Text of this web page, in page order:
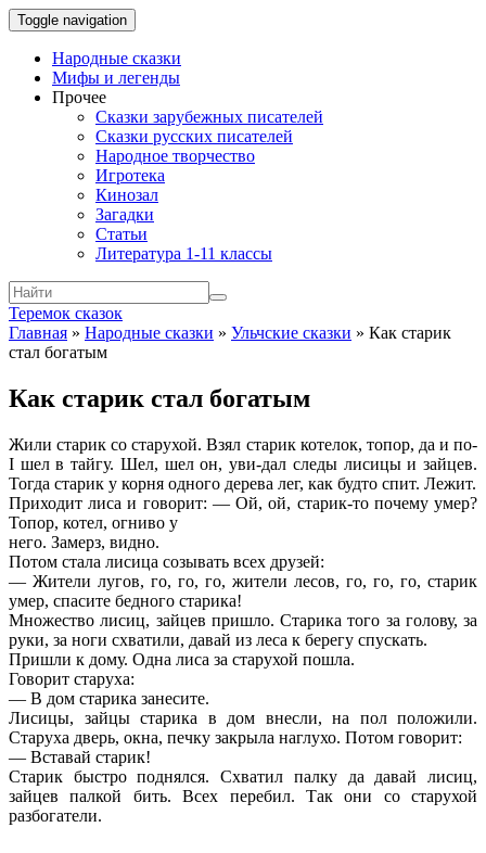
Toggle navigation
Народные сказки
Мифы и легенды
Прочее
Сказки зарубежных писателей
Сказки русских писателей
Народное творчество
Игротека
Кинозал
Загадки
Статьи
Литература 1-11 классы
Теремок сказок
Главная » Народные сказки » Ульчские сказки » Как старик
стал богатым
Как старик стал богатым
Жили старик со старухой. Взял старик котелок, топор, да и по-
I шел в тайгу. Шел, шел он, уви-дал следы лисицы и зайцев.
Тогда старик у корня одного дерева лег, как будто спит. Лежит.
Приходит лиса и говорит: — Ой, ой, старик-то почему умер?
Топор, котел, огниво у
него. Замерз, видно.
Потом стала лисица созывать всех друзей:
— Жители лугов, го, го, го, жители лесов, го, го, го, старик
умер, спасите бедного старика!
Множество лисиц, зайцев пришло. Старика того за голову, за
руки, за ноги схватили, давай из леса к берегу спускать.
Пришли к дому. Одна лиса за старухой пошла.
Говорит старуха:
— В дом старика занесите.
Лисицы, зайцы старика в дом внесли, на пол положили.
Старуха дверь, окна, печку закрыла наглухо. Потом говорит:
— Вставай старик!
Старик быстро поднялся. Схватил палку да давай лисиц,
зайцев палкой бить. Всех перебил. Так они со старухой
разбогатели.